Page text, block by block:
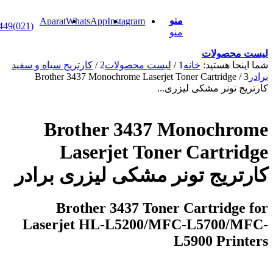
Instagram
WhatsApp
Aparat
(021)88898449
هستید: خانه1
/ لیست محصولات2
/ کارتریج سیاه و سفید
Brother 3437 Monochrome Laserjet Toner Cartridge
تونر مشکی لیزری...
Brother 3437
Laserjet Toner
تونر مشکی لیزری برادر
Brother 3437 Toner
Laserjet HL-L5200/MFC-L5700/
L5900